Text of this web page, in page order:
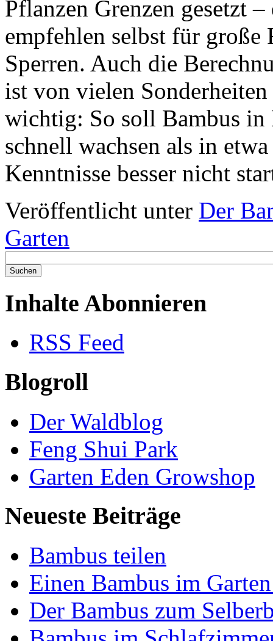
Pflanzen Grenzen gesetzt
empfehlen selbst für große
Sperren. Auch die
ist von vielen
wichtig: So soll Bambus in
schnell wachsen als in
Kenntnisse besser nicht
Veröffentlicht unter Der
Garten
Inhalte Abonnieren
RSS Feed
Blogroll
Der Waldblog
Feng Shui Park
Garten Eden Growshop
Neueste Beiträge
Bambus teilen
Einen Bambus im
Der Bambus zum